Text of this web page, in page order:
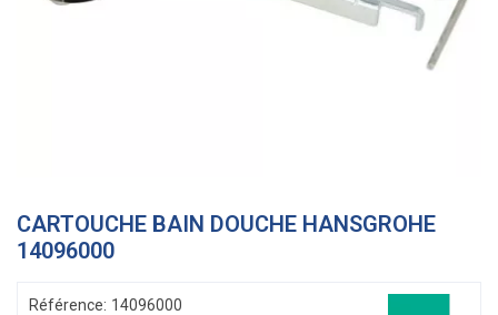
CARTOUCHE BAIN DOUCHE HANSGROHE
14096000
Référence: 14096000